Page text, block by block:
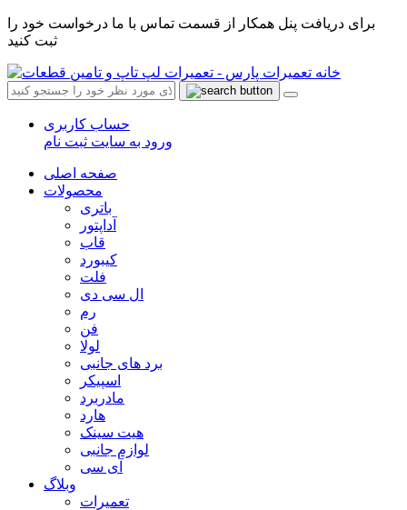
برای دریافت پنل همکار از قسمت تماس با ما درخواست خود را
ثبت کنید
حساب کاربری
ورود به سایت ثبت نام
صفحه اصلی
محصولات
باتری
آداپتور
قاب
کیبورد
فلت
ال سی دی
رم
فن
لولا
برد های جانبی
اسپیکر
مادربرد
هارد
هیت سینک
لوازم جانبی
آی سی
وبلاگ
تعمیرات